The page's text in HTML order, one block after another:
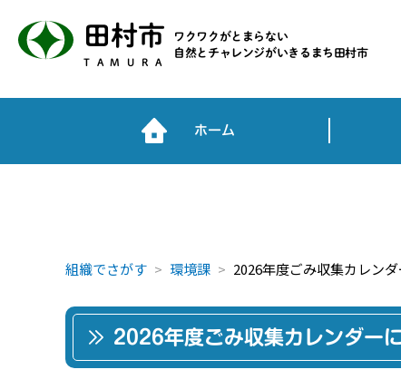
田村市
TAMURA
ワクワクがとまらない
自然とチャレンジがいきるまち田村市
ホーム
組織でさがす 環境課 2026年度ごみ収集カレン
2026年度ごみ収集カレンダー